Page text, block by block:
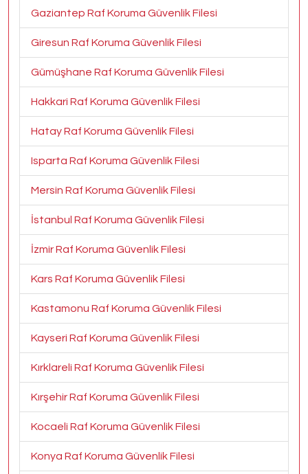
Gaziantep Raf Koruma Güvenlik Filesi
Giresun Raf Koruma Güvenlik Filesi
Gümüşhane Raf Koruma Güvenlik Filesi
Hakkari Raf Koruma Güvenlik Filesi
Hatay Raf Koruma Güvenlik Filesi
Isparta Raf Koruma Güvenlik Filesi
Mersin Raf Koruma Güvenlik Filesi
İstanbul Raf Koruma Güvenlik Filesi
İzmir Raf Koruma Güvenlik Filesi
Kars Raf Koruma Güvenlik Filesi
Kastamonu Raf Koruma Güvenlik Filesi
Kayseri Raf Koruma Güvenlik Filesi
Kırklareli Raf Koruma Güvenlik Filesi
Kırşehir Raf Koruma Güvenlik Filesi
Kocaeli Raf Koruma Güvenlik Filesi
Konya Raf Koruma Güvenlik Filesi